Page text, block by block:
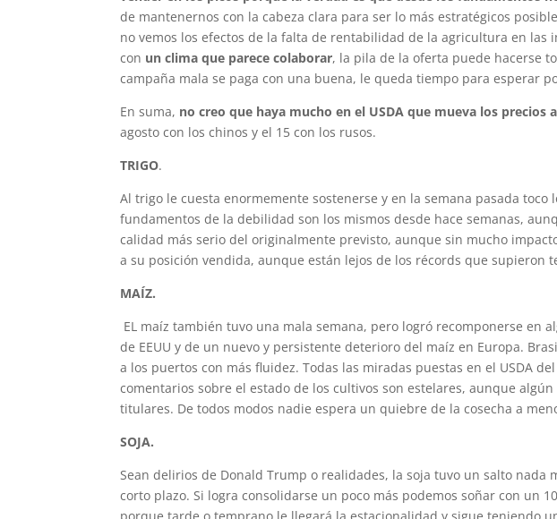
de mantenernos con la cabeza clara para ser lo más estratégicos
no vemos los efectos de la falta de rentabilidad de la agricultura en las
con un clima que parece colaborar, la pila de la oferta puede hacerse
campaña mala se paga con una buena, le queda tiempo para esperar
En suma, no creo que haya mucho en el USDA que mueva los precios
agosto con los chinos y el 15 con los rusos.
TRIGO.
Al trigo le cuesta enormemente sostenerse y en la semana pasada toco
fundamentos de la debilidad son los mismos desde hace semanas,
calidad más serio del originalmente previsto, aunque sin mucho
a su posición vendida, aunque están lejos de los récords que supieron
MAÍZ.
EL maíz también tuvo una mala semana, pero logró recomponerse en
de EEUU y de un nuevo y persistente deterioro del maíz en Europa.
a los puertos con más fluidez. Todas las miradas puestas en el USDA
comentarios sobre el estado de los cultivos son estelares, aunque
titulares. De todos modos nadie espera un quiebre de la cosecha a
SOJA.
Sean delirios de Donald Trump o realidades, la soja tuvo un salto nada
corto plazo. Si logra consolidarse un poco más podemos soñar con un